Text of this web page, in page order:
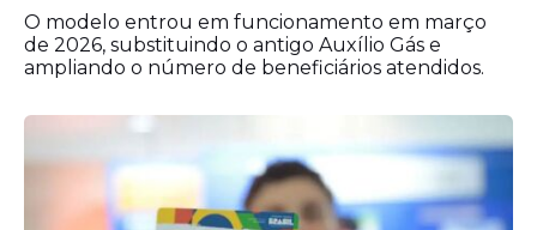
O modelo entrou em funcionamento em março
de 2026, substituindo o antigo Auxílio Gás e
ampliando o número de beneficiários atendidos.